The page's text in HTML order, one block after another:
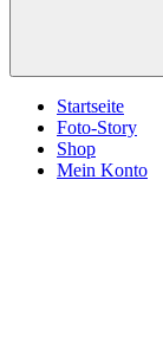
Startseite
Foto-Story
Shop
Mein Konto